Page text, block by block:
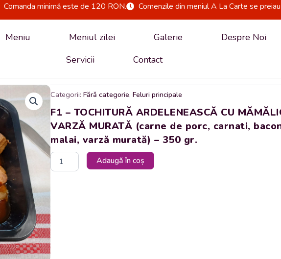
Comanda minimă este de 120 RON. Comenzile din meniul A La Carte se
Meniu Meniul zilei Galerie
Despre Noi
Servicii
Contact
Categorii: Fără categorie,Feluri principale
F1 – TOCHITURĂ ARDELENEASCĂ CU
VARZĂ MURATĂ (carne de porc, carnati,
malai, varză murată) – 350 gr.
Cantitate
MĂMĂLIGUȚĂ
ȘI
SALATĂ
DE
VARZĂ
Adaugă în coș